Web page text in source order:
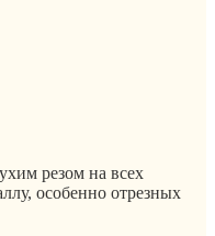
резом на всех
особенно отрезных